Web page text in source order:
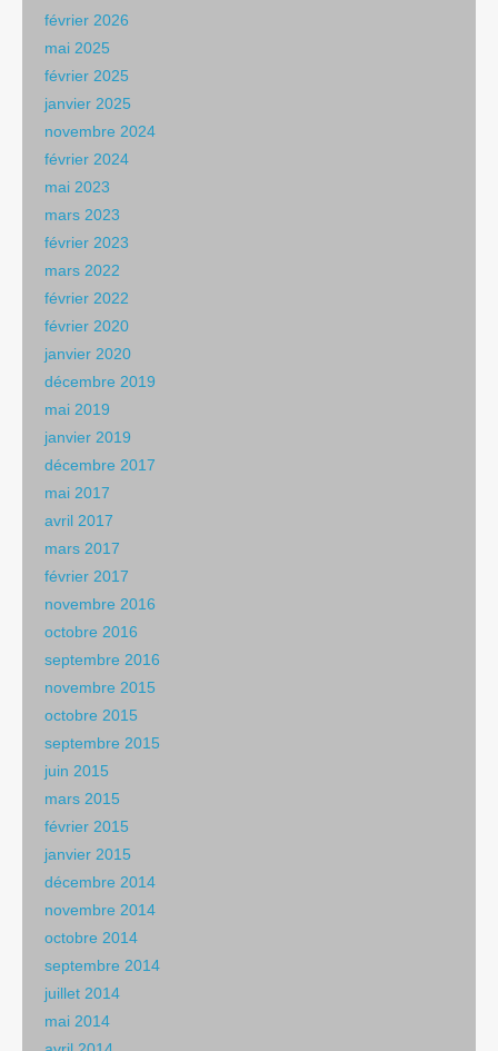
février 2026
mai 2025
février 2025
janvier 2025
novembre 2024
février 2024
mai 2023
mars 2023
février 2023
mars 2022
février 2022
février 2020
janvier 2020
décembre 2019
mai 2019
janvier 2019
décembre 2017
mai 2017
avril 2017
mars 2017
février 2017
novembre 2016
octobre 2016
septembre 2016
novembre 2015
octobre 2015
septembre 2015
juin 2015
mars 2015
février 2015
janvier 2015
décembre 2014
novembre 2014
octobre 2014
septembre 2014
juillet 2014
mai 2014